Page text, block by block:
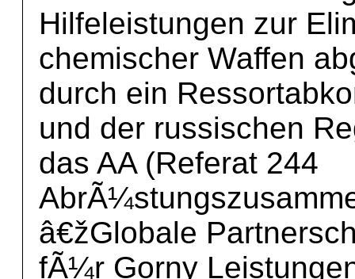
Hilfeleistungen zur
chemischer Waffen
durch ein
und der russischen
das AA (Referat 244
â€žGlobale
fÃ¼r Gorny